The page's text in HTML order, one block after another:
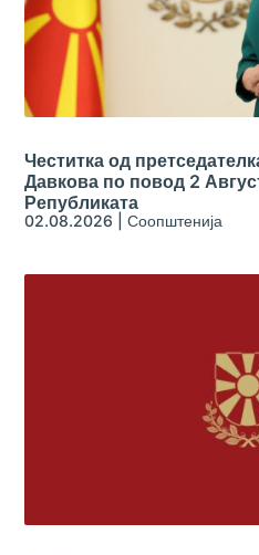
Честитка од
Давкова по повод 2
Републиката
02.08.2026 |Соопштенија